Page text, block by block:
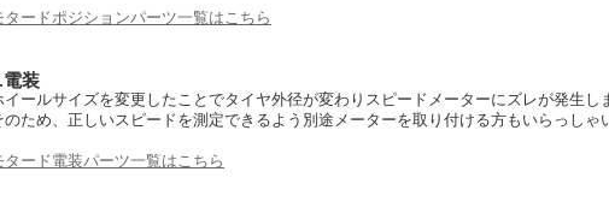
タードポジションパーツ一覧はこちら
電装
イールサイズを変更したことでタイヤ外径が変わりスピードメーターにズレが発生し
のため、正しいスピードを測定できるよう別途メーターを取り付ける方もいらっしゃ
タード電装パーツ一覧はこちら